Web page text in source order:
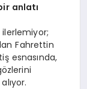
anlatı
Fahrettin
esnasında,